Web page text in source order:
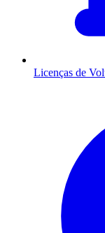
Licenças de